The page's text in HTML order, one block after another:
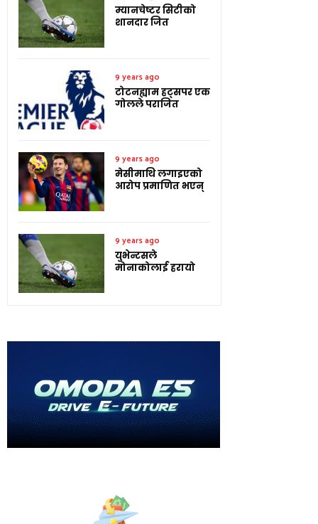
म्यानचेष्टर सिटीको
शानदार जित
9 years ago
टोटनह्याम हट्सपर एक
गोलले पराजित
9 years ago
मेसीमाथि लगाइएको
आरोप प्रमाणित भएन्
9 years ago
युभेन्टसले
मोनाकोलाई हरायो